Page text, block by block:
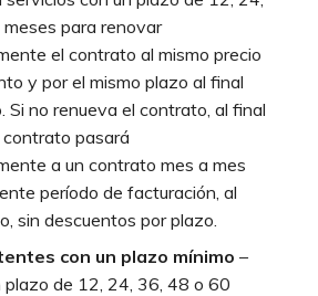
Wasabi
de
de
sobre
sobre
para renovar
el contrato al mismo precio
y por el mismo plazo al final
Si no renueva el contrato, al final
contrato pasará
a un contrato mes a mes
período de facturación, al
sin descuentos por plazo.
con un plazo mínimo –
plazo de 12, 24, 36, 48 o 60